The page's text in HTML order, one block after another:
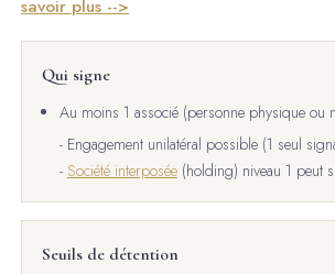
savoir plus -->
Qui signe
Au moins 1 associé (personne physique ou
- Engagement unilatéral possible (1 seul
- Société interposée(holding) niveau 1 peut
Seuils de détention